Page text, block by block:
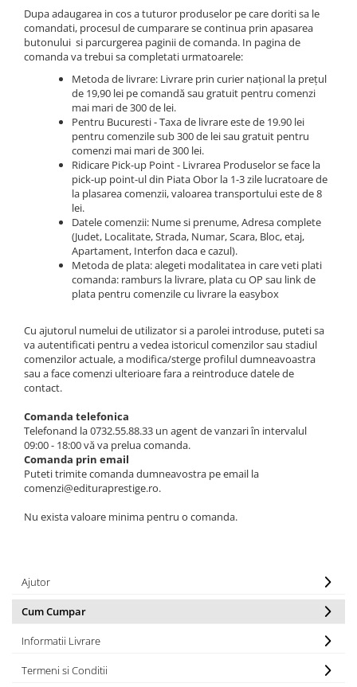
Audiobook
ReConnect
Religie
ScienceConnection
SelfConnect
SelfHealing
Vindecare Spirituala
Senzatii/Thriller
SF & Fantasy
Teens Book Club
Instrumente si Truse Geometrie
Seturi scolare
Calculator
Consumabile & Accesorii
COLOREAZA CU PRIETENII
De colorat
Pot desena minunat
Carti educative
Codul copiilor de succes
Copii 0-7 ani
Clubul Premiantilor
Super pitici 2-5 ani
Culegeri Auxiliare
Dezvoltare personala
Enciclopedii
Kids Book Club
Legende istorice
Literatura Scolara
Elevi de 10 plus
Lumea Copilariei
Ma pregatesc pentru scoala
Manuale - Carte Scolara
Clasa a II-a
Clasa a III-a
Clasa a VI-a
Clasa a VII-a
Clasa a VIII-a
Clasa I
Limbi Straine
Puzzle
Puzzle 3D Lemn
Dupa adaugarea in cos a tuturor produselor pe care doriti sa le
comandati, procesul de cumparare se continua prin apasarea
butonului si parcurgerea paginii de comanda. In pagina de
comanda va trebui sa completati urmatoarele:
Metoda de livrare: Livrare prin curier național la prețul
de 19,90 lei pe comandă sau gratuit pentru comenzi
mai mari de 300 de lei.
Pentru Bucuresti - Taxa de livrare este de 19.90 lei
pentru comenzile sub 300 de lei sau gratuit pentru
comenzi mai mari de 300 lei.
Ridicare Pick-up Point - Livrarea Produselor se face la
pick-up point-ul din Piata Obor la 1-3 zile lucratoare de
la plasarea comenzii, valoarea transportului este de 8
lei.
Datele comenzii: Nume si prenume, Adresa complete
(Judet, Localitate, Strada, Numar, Scara, Bloc, etaj,
Apartament, Interfon daca e cazul).
Metoda de plata: alegeti modalitatea in care veti plati
comanda: ramburs la livrare, plata cu OP sau link de
plata pentru comenzile cu livrare la easybox
Cu ajutorul numelui de utilizator si a parolei introduse, puteti sa
va autentificati pentru a vedea istoricul comenzilor sau stadiul
comenzilor actuale, a modifica/sterge profilul dumneavoastra
sau a face comenzi ulterioare fara a reintroduce datele de
contact.
Comanda telefonica
Telefonand la 0732.55.88.33 un agent de vanzari în intervalul
09:00 - 18:00 vă va prelua comanda.
Comanda prin email
Puteti trimite comanda dumneavostra pe email la
comenzi@edituraprestige.ro.
Nu exista valoare minima pentru o comanda.
Ajutor
Cum Cumpar
Informatii Livrare
Termeni si Conditii